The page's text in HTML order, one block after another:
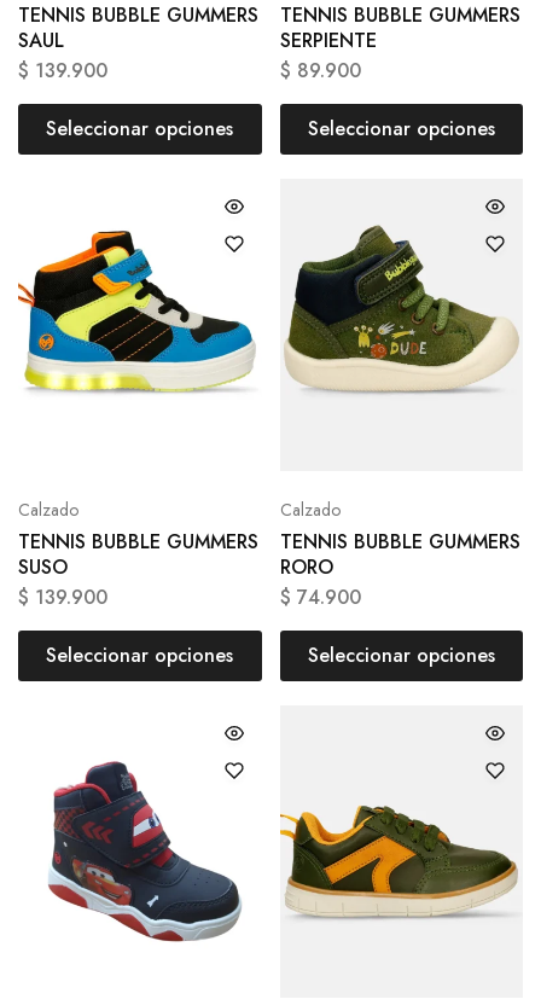
TENNIS BUBBLE GUMMERS
SAUL
$ 139.900
Seleccionar opciones
TENNIS BUBBLE GUMMERS
SERPIENTE
$ 89.900
Seleccionar opciones
Calzado
TENNIS BUBBLE GUMMERS
SUSO
$ 139.900
Seleccionar opciones
Calzado
TENNIS BUBBLE GUMMERS
RORO
$ 74.900
Seleccionar opciones